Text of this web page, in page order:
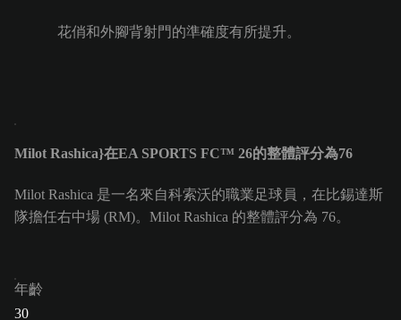
花俏和外腳背射門的準確度有所提升。
Milot Rashica}在EA SPORTS FC™ 26的整體評分為76
Milot Rashica 是一名來自科索沃的職業足球員，在比錫達斯
隊擔任右中場 (RM)。Milot Rashica 的整體評分為 76。
年齡
30